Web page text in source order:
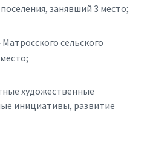
занявший 3 место;
сельского
художественные
инициативы, развитие